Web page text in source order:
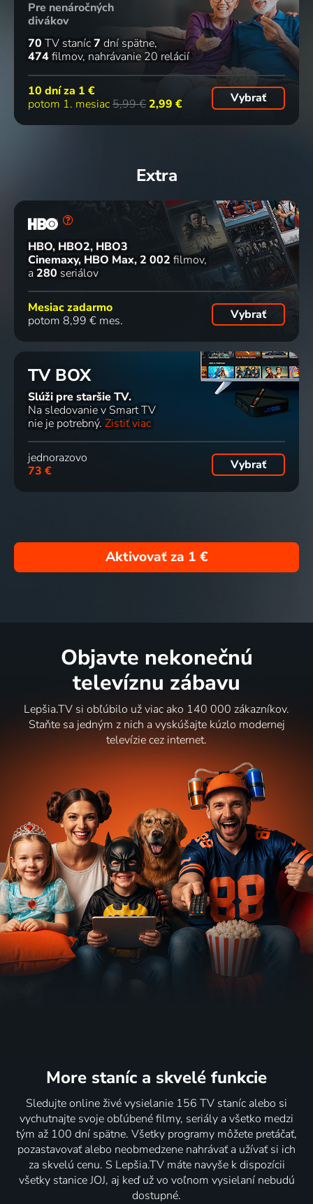
Pre nenáročných
divákov
70 TV staníc7 dní spätne
474filmov nahrávanie 20 relácií
10 dní za 1 €
potom 1. mesiac5,99 € 2,99 € Vybrať
Extra
HBO, HBO2, HBO3
Cinemaxy, HBO Max 2 002 filmov
a 280 seriálov
Mesiac zadarmo
potom 8,99 € mes.
Vybrať
TV BOX
Slúži pre staršie TV.
Na sledovanie v Smart TV
nie je potrebný. Zistiť viac
jednorazovo
73 €
Vybrať
Aktivovať za 1 €
Objavte nekonečnú
televíznu zábavu
Lepšia.TV si obľúbilo už viac ako 140 000 zákazníkov.
Staňte sa jedným z nich a vyskúšajte kúzlo modernej
televízie cez internet.
More staníc a skvelé funkcie
Sledujte online živé vysielanie 156 TV staníc alebo si
vychutnajte svoje obľúbené filmy, seriály a všetko medzi
tým až 100 dní spätne. Všetky programy môžete pretáčať,
pozastavovať alebo neobmedzene nahrávať a užívať si ich
za skvelú cenu. S Lepšia.TV máte navyše k dispozícii
všetky stanice JOJ, aj keď už vo voľnom vysielaní nebudú
dostupné.